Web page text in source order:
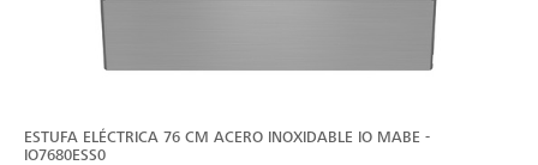
ESTUFA ELÉCTRICA 76 CM ACERO INOXIDABLE IO MABE -
IO7680ESS0